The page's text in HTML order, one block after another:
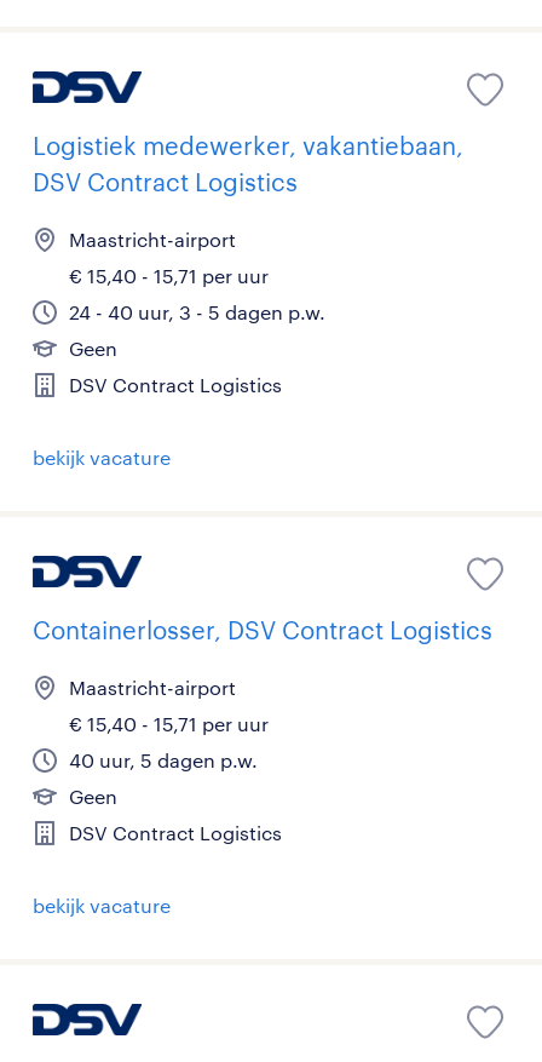
Logistiek medewerker, vakantiebaan,
DSV Contract Logistics
Maastricht-airport
€ 15,40 - 15,71 per uur
24 - 40 uur, 3 - 5 dagen p.w.
Geen
DSV Contract Logistics
bekijk vacature
Containerlosser, DSV Contract Logistics
Maastricht-airport
€ 15,40 - 15,71 per uur
40 uur, 5 dagen p.w.
Geen
DSV Contract Logistics
bekijk vacature